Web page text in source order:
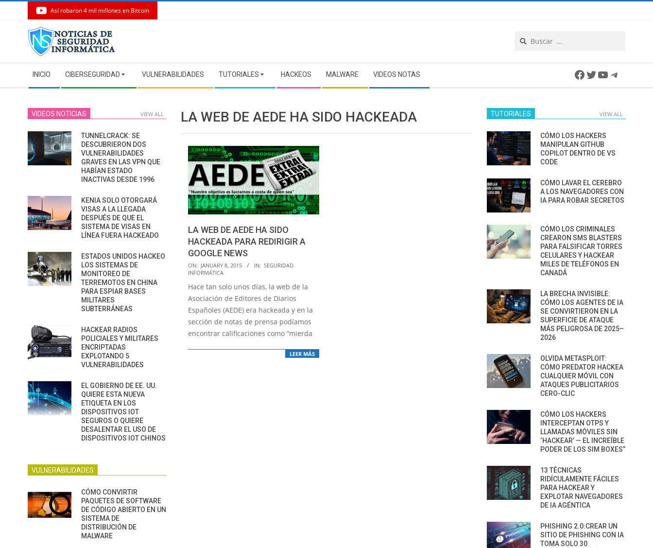
Así robaron 4 mil millones en Bitcoin
Navigation
Menu
INICIO CIBERSEGURIDAD VULNERABILIDADES TUTORIALES HACKEOS MALWARE VIDEOS NOTAS Facebook
Twitter
YouTube
LA WEB DE AEDE HA SIDO HACKEADA
LA WEB DE AEDE HA SIDO
HACKEADA PARA REDIRIGIR A
GOOGLE NEWS
2015-
01-
08
ON: JANUARY 8, 2015 IN: SEGURIDAD
INFORMÁTICA
Hace tan solo unos días, la web de la
Asociación de Editores de Diarios
Españoles (AEDE) era hackeada y en la
sección de notas de prensa podíamos
encontrar calificaciones como “mierda
LEER MÁS
VIDEOS NOTICIAS VIEW ALL
TUNNELCRACK: SE
DESCUBRIERON DOS
VULNERABILIDADES
GRAVES EN LAS VPN QUE
HABÍAN ESTADO
INACTIVAS DESDE 1996
KENIA SOLO OTORGARÁ
VISAS A LA LLEGADA
DESPUÉS DE QUE EL
SISTEMA DE VISAS EN
LÍNEA FUERA HACKEADO
ESTADOS UNIDOS HACKEO
LOS SISTEMAS DE
MONITOREO DE
TERREMOTOS EN CHINA
PARA ESPIAR BASES
MILITARES
SUBTERRÁNEAS
HACKEAR RADIOS
POLICIALES Y MILITARES
ENCRIPTADAS
EXPLOTANDO 5
VULNERABILIDADES
EL GOBIERNO DE EE. UU.
QUIERE ESTA NUEVA
ETIQUETA EN LOS
DISPOSITIVOS IOT
SEGUROS O QUIERE
DESALENTAR EL USO DE
DISPOSITIVOS IOT CHINOS
VULNERABILIDADES
CÓMO CONVIRTIR
PAQUETES DE SOFTWARE
DE CÓDIGO ABIERTO EN UN
SISTEMA DE
DISTRIBUCIÓN DE
MALWARE
TUTORIALES VIEW ALL
CÓMO LOS HACKERS
MANIPULAN GITHUB
COPILOT DENTRO DE VS
CODE
CÓMO LAVAR EL CEREBRO
A LOS NAVEGADORES CON
IA PARA ROBAR SECRETOS
CÓMO LOS CRIMINALES
CREARON SMS BLASTERS
PARA FALSIFICAR TORRES
CELULARES Y HACKEAR
MILES DE TELÉFONOS EN
CANADÁ
LA BRECHA INVISIBLE:
CÓMO LOS AGENTES DE IA
SE CONVIRTIERON EN LA
SUPERFICIE DE ATAQUE
MÁS PELIGROSA DE 2025–
2026
OLVIDA METASPLOIT:
CÓMO PREDATOR HACKEA
CUALQUIER MÓVIL CON
ATAQUES PUBLICITARIOS
CERO-CLIC
CÓMO LOS HACKERS
INTERCEPTAN OTPS Y
LLAMADAS MÓVILES SIN
‘HACKEAR’ — EL INCREÍBLE
PODER DE LOS SIM BOXES”
13 TÉCNICAS
RIDÍCULAMENTE FÁCILES
PARA HACKEAR Y
EXPLOTAR NAVEGADORES
DE IA AGÉNTICA
PHISHING 2.0:CREAR UN
SITIO DE PHISHING CON IA
TOMA SOLO 30